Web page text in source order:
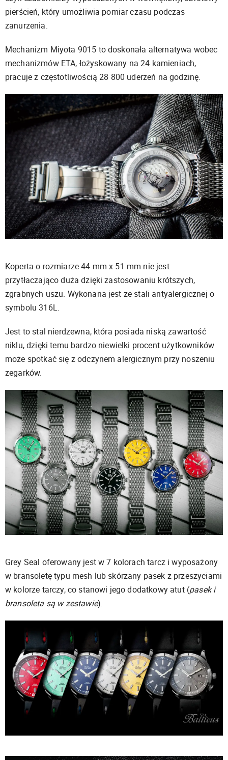
pierścień, który umożliwia pomiar czasu podczas
zanurzenia.
Mechanizm Miyota 9015 to doskonała alternatywa wobec
mechanizmów ETA, łożyskowany na 24 kamieniach,
pracuje z częstotliwością 28 800 uderzeń na godzinę.
Koperta o rozmiarze 44 mm x 51 mm nie jest
przytłaczająco duża dzięki zastosowaniu krótszych,
zgrabnych uszu. Wykonana jest ze stali antyalergicznej o
symbolu 316L.
Jest to stal nierdzewna, która posiada niską zawartość
niklu, dzięki temu bardzo niewielki procent użytkowników
może spotkać się z odczynem alergicznym przy noszeniu
zegarków.
Grey Seal oferowany jest w 7 kolorach tarcz i wyposażony
w bransoletę typu mesh lub skórzany pasek z przeszyciami
w kolorze tarczy, co stanowi jego dodatkowy atut (pasek i
bransoleta są w zestawie).